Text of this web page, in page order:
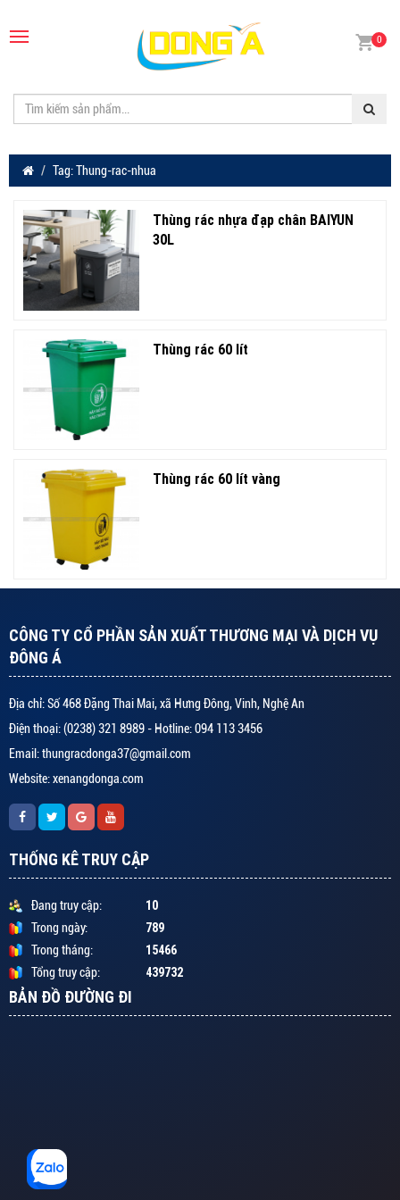
0
Tag: Thung-rac-nhua
Thùng rác nhựa đạp chân BAIYUN
30L
Thùng rác 60 lít
Thùng rác 60 lít vàng
CÔNG TY CỔ PHẦN SẢN XUẤT THƯƠNG MẠI VÀ DỊCH VỤ
ĐÔNG Á
Địa chỉ: Số 468 Đặng Thai Mai, xã Hưng Đông, Vinh, Nghệ An
Điện thoại: (0238) 321 8989 - Hotline: 094 113 3456
Email: thungracdonga37@gmail.com
Website: xenangdonga.com
THỐNG KÊ TRUY CẬP
Đang truy cập: 10
Trong ngày: 789
Trong tháng: 15466
Tổng truy cập: 439732
BẢN ĐỒ ĐƯỜNG ĐI